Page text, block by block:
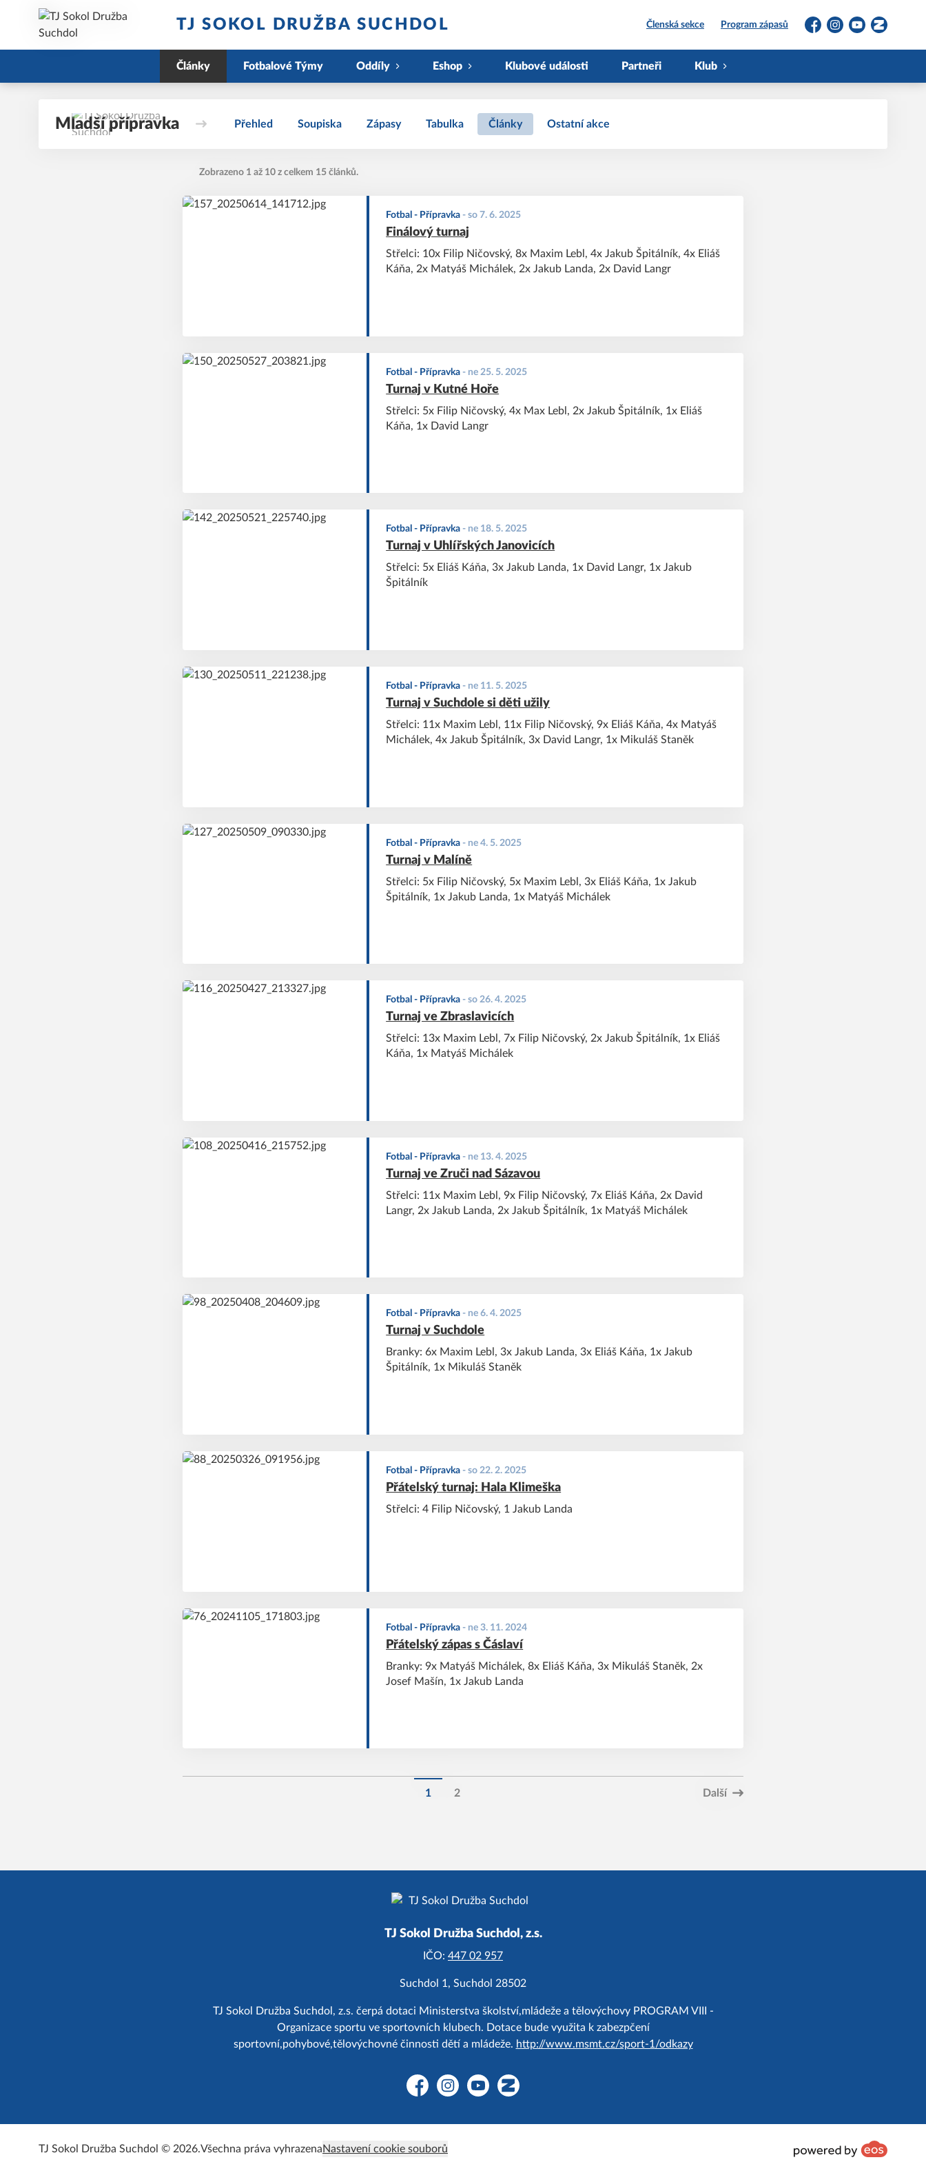
TJ SOKOL DRUŽBA SUCHDOL Členská sekce Program zápasů
FacebookInstagramYouTubeZonerama
Články Fotbalové Týmy Oddíly Eshop Klubové události Partneři Klub
Mladší přípravka Přehled Soupiska Zápasy Tabulka Články Ostatní akce
Zobrazeno 1 až 10 z celkem 15 článků.
Fotbal - Přípravka -so 7. 6. 2025
Finálový turnaj
Střelci: 10x Filip Ničovský, 8x Maxim Lebl, 4x Jakub Špitálník, 4x Eliáš
Káňa, 2x Matyáš Michálek, 2x Jakub Landa, 2x David Langr
Fotbal - Přípravka - ne 25. 5. 2025
Turnaj v Kutné Hoře
Střelci: 5x Filip Ničovský, 4x Max Lebl, 2x Jakub Špitálník, 1x Eliáš
Káňa, 1x David Langr
Fotbal - Přípravka - ne 18. 5. 2025
Turnaj v Uhlířských Janovicích
Střelci: 5x Eliáš Káňa, 3x Jakub Landa, 1x David Langr, 1x Jakub
Špitálník
Fotbal - Přípravka - ne 11. 5. 2025
Turnaj v Suchdole si děti užily
Střelci: 11x Maxim Lebl, 11x Filip Ničovský, 9x Eliáš Káňa, 4x Matyáš
Michálek, 4x Jakub Špitálník, 3x David Langr, 1x Mikuláš Staněk
Fotbal - Přípravka - ne 4. 5. 2025
Turnaj v Malíně
Střelci: 5x Filip Ničovský, 5x Maxim Lebl, 3x Eliáš Káňa, 1x Jakub
Špitálník, 1x Jakub Landa, 1x Matyáš Michálek
Fotbal - Přípravka -so 26. 4. 2025
Turnaj ve Zbraslavicích
Střelci: 13x Maxim Lebl, 7x Filip Ničovský, 2x Jakub Špitálník, 1x Eliáš
Káňa, 1x Matyáš Michálek
Fotbal - Přípravka - ne 13. 4. 2025
Turnaj ve Zruči nad Sázavou
Střelci: 11x Maxim Lebl, 9x Filip Ničovský, 7x Eliáš Káňa, 2x David
Langr, 2x Jakub Landa, 2x Jakub Špitálník, 1x Matyáš Michálek
Fotbal - Přípravka - ne 6. 4. 2025
Turnaj v Suchdole
Branky: 6x Maxim Lebl, 3x Jakub Landa, 3x Eliáš Káňa, 1x Jakub
Špitálník, 1x Mikuláš Staněk
Fotbal - Přípravka -so 22. 2. 2025
Přátelský turnaj: Hala Klimeška
Střelci: 4 Filip Ničovský, 1 Jakub Landa
Fotbal - Přípravka - ne 3. 11. 2024
Přátelský zápas s Čáslaví
Branky: 9x Matyáš Michálek, 8x Eliáš Káňa, 3x Mikuláš Staněk, 2x
Josef Mašín, 1x Jakub Landa
1 2 Další
TJ Sokol Družba Suchdol, z.s.
IČO: 447 02 957
Suchdol 1, Suchdol 28502
TJ Sokol Družba Suchdol, z.s. čerpá dotaci Ministerstva školství,mládeže a tělovýchovy PROGRAM VIII -
Organizace sportu ve sportovních klubech. Dotace bude využita k zabezpčení
sportovní,pohybové,tělovýchovné činnosti dětí a mládeže. http://www.msmt.cz/sport-1/odkazy
FacebookInstagramYouTubeZonerama
TJ Sokol Družba Suchdol © 2026.Všechna práva vyhrazenaNastavení cookie souborů